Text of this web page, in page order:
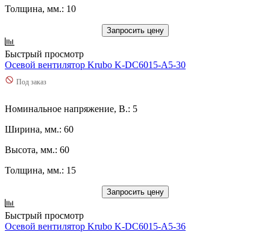
Толщина, мм.: 10
Запросить цену
Быстрый просмотр
Осевой вентилятор Krubo K-DC6015-A5-30
Под заказ
Номинальное напряжение, В.: 5
Ширина, мм.: 60
Высота, мм.: 60
Толщина, мм.: 15
Запросить цену
Быстрый просмотр
Осевой вентилятор Krubo K-DC6015-A5-36